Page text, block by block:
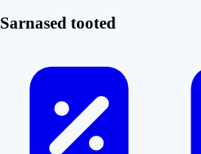
Sarnased tooted